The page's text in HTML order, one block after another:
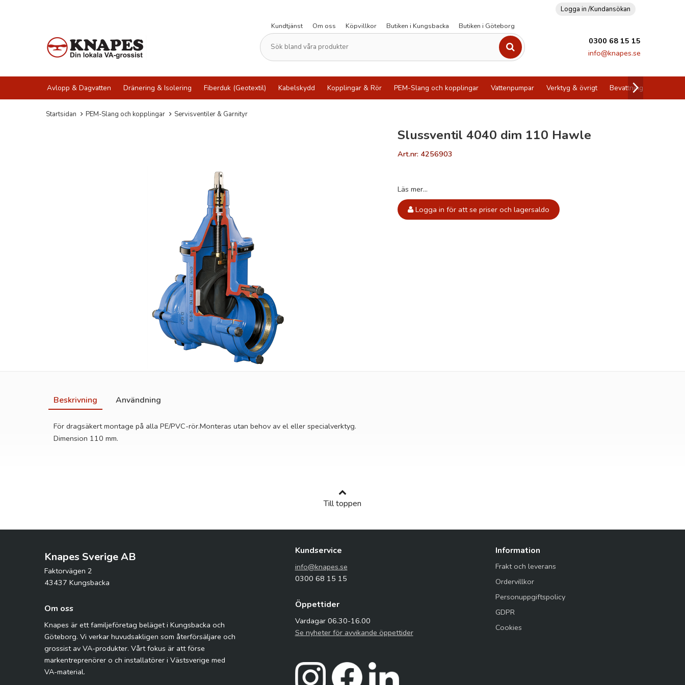
Logga in /Kundansökan
Kundtjänst
Om oss Köpvillkor Butiken i Kungsbacka Butiken i Göteborg
0300 68 15 15
info@knapes.se
Avlopp & Dagvatten Dränering & Isolering Fiberduk (Geotextil) Kabelskydd Kopplingar & Rör PEM-Slang och kopplingar Vattenpumpar Verktyg & övrigt Bevattning
Startsidan PEM-Slang och kopplingar Servisventiler & Garnityr
Slussventil 4040 dim 110 Hawle
Art.nr: 4256903
Läs mer...
Logga in för att se priser och lagersaldo
Beskrivning Användning
För dragsäkert montage på alla PE/PVC-rör.Monteras utan behov av el eller specialverktyg.
Dimension 110 mm.
Till toppen
Knapes Sverige AB
Faktorvägen 2
43437 Kungsbacka
Om oss
Knapes är ett familjeföretag beläget i Kungsbacka och
Göteborg. Vi verkar huvudsakligen som återförsäljare och
grossist av VA-produkter. Vårt fokus är att förse
markentreprenörer o ch installatörer i Västsverige med
VA-material.
Kundservice
info@knapes.se
0300 68 15 15
Öppettider
Vardagar 06.30-16.00
Se nyheter för avvikande öppettider
Information
Frakt och leverans
Ordervillkor
Personuppgiftspolicy
GDPR
Cookies